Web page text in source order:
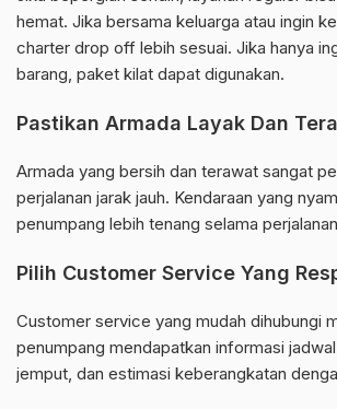
hemat. Jika bersama keluarga atau ingin
charter drop off lebih sesuai. Jika hanya
barang, paket kilat dapat digunakan.
Pastikan Armada Layak Dan
Armada yang bersih dan terawat sangat
perjalanan jarak jauh. Kendaraan yang
penumpang lebih tenang selama
Pilih Customer Service Yang
Customer service yang mudah dihubungi
penumpang mendapatkan informasi
jemput, dan estimasi keberangkatan